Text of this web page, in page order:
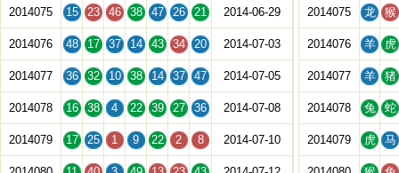
2014075 15 23 46 38 47 26 21 2014-06-29
2014076 48 17 37 14 43 34 20 2014-07-03
2014077 36 32 10 38 14 37 47 2014-07-05
2014078 16 38 4 22 39 27 36 2014-07-08
2014079 17 25 1 9 22 2 8 2014-07-10
2014075 龙 猴
2014076 羊 虎
2014077 羊 猪
2014078 兔 蛇
2014079 虎 马